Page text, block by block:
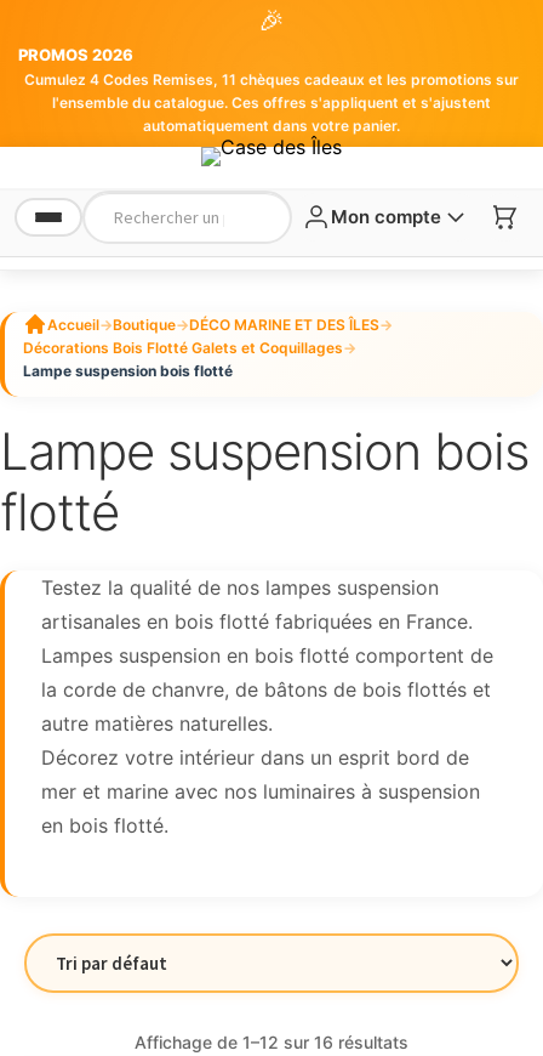
🎉
PROMOS 2026
Cumulez 4 Codes Remises, 11 chèques cadeaux et les promotions sur
l'ensemble du catalogue. Ces offres s'appliquent et s'ajustent
automatiquement dans votre panier.
Mon compte
Accueil→Boutique→DÉCO MARINE ET DES ÎLES→
Décorations Bois Flotté Galets et Coquillages→
Lampe suspension bois flotté
Lampe suspension bois
flotté
Testez la qualité de nos lampes suspension
artisanales en bois flotté fabriquées en France.
Lampes suspension en bois flotté comportent de
la corde de chanvre, de bâtons de bois flottés et
autre matières naturelles.
Décorez votre intérieur dans un esprit bord de
mer et marine avec nos luminaires à suspension
en bois flotté.
Affichage de 1–12 sur 16 résultats